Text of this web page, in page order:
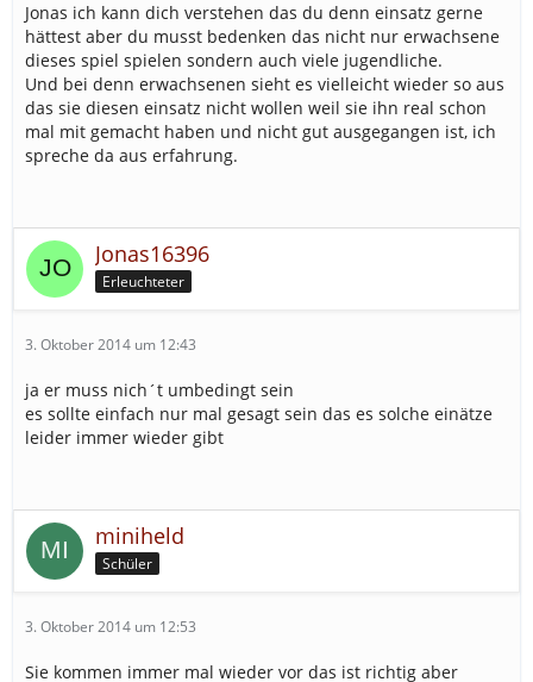
Jonas ich kann dich verstehen das du denn einsatz gerne
hättest aber du musst bedenken das nicht nur erwachsene
dieses spiel spielen sondern auch viele jugendliche.
Und bei denn erwachsenen sieht es vielleicht wieder so aus
das sie diesen einsatz nicht wollen weil sie ihn real schon
mal mit gemacht haben und nicht gut ausgegangen ist, ich
spreche da aus erfahrung.
Jonas16396
Erleuchteter
3. Oktober 2014 um 12:43
ja er muss nich´t umbedingt sein
es sollte einfach nur mal gesagt sein das es solche einätze
leider immer wieder gibt
miniheld
Schüler
3. Oktober 2014 um 12:53
Sie kommen immer mal wieder vor das ist richtig aber